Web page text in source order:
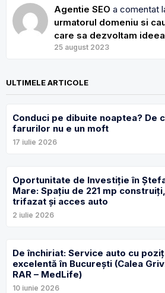
Agentie SEO a comentat
urmatorul domeniu si
care sa dezvoltam ideea
25 august 2023
ULTIMELE ARTICOLE
Conduci pe dibuite noaptea? De
farurilor nu e un moft
17 iulie 2026
Oportunitate de Investiție în
Mare: Spațiu de 221 mp
trifazat și acces auto
2 iulie 2026
De închiriat: Service auto cu
excelentă în București (Calea
RAR – MedLife)
10 iunie 2026